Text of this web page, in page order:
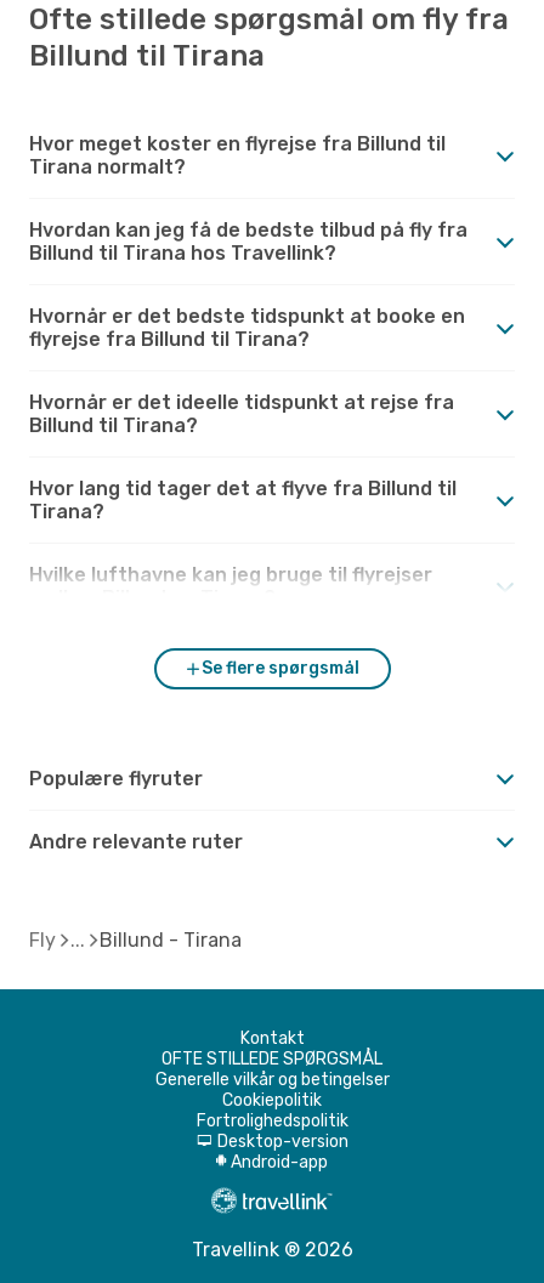
Ofte stillede spørgsmål om fly fra
Billund til Tirana
Hvor meget koster en flyrejse fra Billund til
Tirana normalt?
Hvordan kan jeg få de bedste tilbud på fly fra
Billund til Tirana hos Travellink?
Hvornår er det bedste tidspunkt at booke en
flyrejse fra Billund til Tirana?
Hvornår er det ideelle tidspunkt at rejse fra
Billund til Tirana?
Hvor lang tid tager det at flyve fra Billund til
Tirana?
Hvilke lufthavne kan jeg bruge til flyrejser
Se flere spørgsmål
Populære flyruter
Andre relevante ruter
Fly Billund - Tirana
Kontakt
OFTE STILLEDE SPØRGSMÅL
Generelle vilkår og betingelser
Cookiepolitik
Fortrolighedspolitik
d Desktop-version
A Android-app
Travellink ® 2026